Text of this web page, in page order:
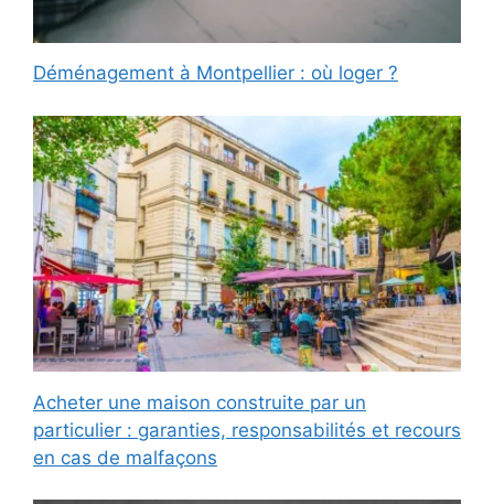
Déménagement à Montpellier : où loger ?
Acheter une maison construite par un
particulier : garanties, responsabilités et recours
en cas de malfaçons